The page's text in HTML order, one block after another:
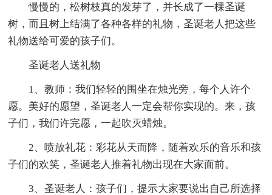
慢慢的，松树枝真的发芽了，并长成了一棵圣诞
树，而且树上结满了各种各样的礼物，圣诞老人把这些
礼物送给可爱的孩子们。
圣诞老人送礼物
1、教师：我们轻轻的围坐在烛光旁，每个人许个
愿。美好的愿望，圣诞老人一定会帮你实现的。来，孩
子们，我们许完愿，一起吹灭蜡烛。
2、喷放礼花：彩花从天而降，随着欢乐的音乐和孩
子们的欢笑，圣诞老人推着礼物出现在大家面前。
3、圣诞老人：孩子们，提示大家要说出自己所选择